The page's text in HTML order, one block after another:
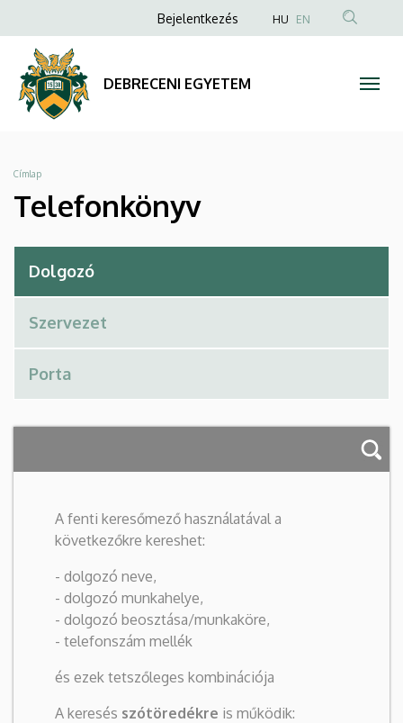
Telefonkönyv
DEBRECENI
EGYETEM
a
tartalomra
Anonim
menüje
Bejelentkezés HU EN
DEBRECENI EGYETEM
Morzsa
Címlap
Telefonkönyv
A fenti keresőmező használatával a
következőkre kereshet:
- dolgozó neve,
- dolgozó munkahelye,
- dolgozó beosztása/munkaköre,
- telefonszám mellék
és ezek tetszőleges kombinációja
A keresés szótöredékre is működik: